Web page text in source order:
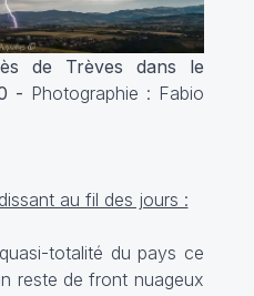
de Trèves dans le
- Photographie : Fabio
au fil des jours :
totalité du pays ce
reste de front nuageux